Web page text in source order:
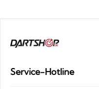
Service-Hotline